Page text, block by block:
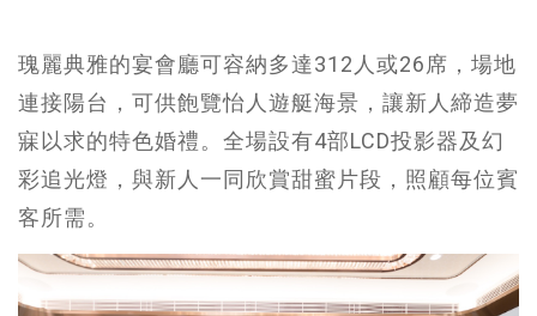
瑰麗典雅的宴會廳可容納多達312人或26席，場地
連接陽台，可供飽覽怡人遊艇海景，讓新人締造夢
寐以求的特色婚禮。全場設有4部LCD投影器及幻
彩追光燈，與新人一同欣賞甜蜜片段，照顧每位賓
客所需。